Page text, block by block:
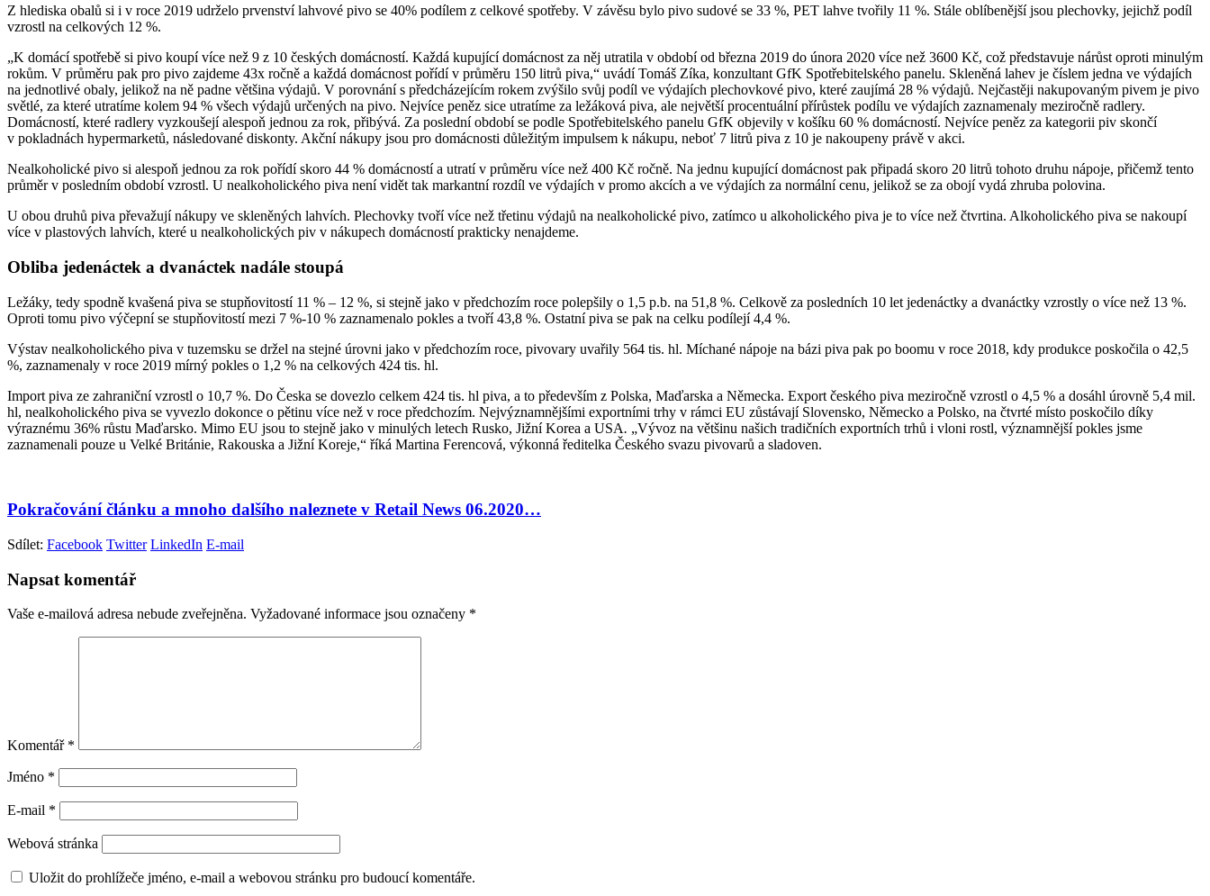
Z hlediska obalů si i v roce 2019 udrželo prvenství lahvové pivo se 40% podílem z celkové spotřeby. V závěsu bylo pivo sudové se 33 %, PET lahve tvořily 11 %. Stále oblíbenější jsou plechovky, jejichž podíl
vzrostl na celkových 12 %.
„K domácí spotřebě si pivo koupí více než 9 z 10 českých domácností. Každá kupující domácnost za něj utratila v období od března 2019 do února 2020 více než 3600 Kč, což představuje nárůst oproti minulým
rokům. V průměru pak pro pivo zajdeme 43x ročně a každá domácnost pořídí v průměru 150 litrů piva,“ uvádí Tomáš Zíka, konzultant GfK Spotřebitelského panelu. Skleněná lahev je číslem jedna ve výdajích
na jednotlivé obaly, jelikož na ně padne většina výdajů. V porovnání s předcházejícím rokem zvýšilo svůj podíl ve výdajích plechovkové pivo, které zaujímá 28 % výdajů. Nejčastěji nakupovaným pivem je pivo
světlé, za které utratíme kolem 94 % všech výdajů určených na pivo. Nejvíce peněz sice utratíme za ležáková piva, ale největší procentuální přírůstek podílu ve výdajích zaznamenaly meziročně radlery.
Domácností, které radlery vyzkoušejí alespoň jednou za rok, přibývá. Za poslední období se podle Spotřebitelského panelu GfK objevily v košíku 60 % domácností. Nejvíce peněz za kategorii piv skončí
v pokladnách hypermarketů, následované diskonty. Akční nákupy jsou pro domácnosti důležitým impulsem k nákupu, neboť 7 litrů piva z 10 je nakoupeny právě v akci.
Nealkoholické pivo si alespoň jednou za rok pořídí skoro 44 % domácností a utratí v průměru více než 400 Kč ročně. Na jednu kupující domácnost pak připadá skoro 20 litrů tohoto druhu nápoje, přičemž tento
průměr v posledním období vzrostl. U nealkoholického piva není vidět tak markantní rozdíl ve výdajích v promo akcích a ve výdajích za normální cenu, jelikož se za obojí vydá zhruba polovina.
U obou druhů piva převažují nákupy ve skleněných lahvích. Plechovky tvoří více než třetinu výdajů na nealkoholické pivo, zatímco u alkoholického piva je to více než čtvrtina. Alkoholického piva se nakoupí
více v plastových lahvích, které u nealkoholických piv v nákupech domácností prakticky nenajdeme.
Obliba jedenáctek a dvanáctek nadále stoupá
Ležáky, tedy spodně kvašená piva se stupňovitostí 11 % – 12 %, si stejně jako v předchozím roce polepšily o 1,5 p.b. na 51,8 %. Celkově za posledních 10 let jedenáctky a dvanáctky vzrostly o více než 13 %.
Oproti tomu pivo výčepní se stupňovitostí mezi 7 %-10 % zaznamenalo pokles a tvoří 43,8 %. Ostatní piva se pak na celku podílejí 4,4 %.
Výstav nealkoholického piva v tuzemsku se držel na stejné úrovni jako v předchozím roce, pivovary uvařily 564 tis. hl. Míchané nápoje na bázi piva pak po boomu v roce 2018, kdy produkce poskočila o 42,5
%, zaznamenaly v roce 2019 mírný pokles o 1,2 % na celkových 424 tis. hl.
Import piva ze zahraniční vzrostl o 10,7 %. Do Česka se dovezlo celkem 424 tis. hl piva, a to především z Polska, Maďarska a Německa. Export českého piva meziročně vzrostl o 4,5 % a dosáhl úrovně 5,4 mil.
hl, nealkoholického piva se vyvezlo dokonce o pětinu více než v roce předchozím. Nejvýznamnějšími exportními trhy v rámci EU zůstávají Slovensko, Německo a Polsko, na čtvrté místo poskočilo díky
výraznému 36% růstu Maďarsko. Mimo EU jsou to stejně jako v minulých letech Rusko, Jižní Korea a USA. „Vývoz na většinu našich tradičních exportních trhů i vloni rostl, významnější pokles jsme
zaznamenali pouze u Velké Británie, Rakouska a Jižní Koreje,“ říká Martina Ferencová, výkonná ředitelka Českého svazu pivovarů a sladoven.
Pokračování článku a mnoho dalšího naleznete v Retail News 06.2020…
Sdílet: Facebook Twitter LinkedIn E-mail
Napsat komentář
Vaše e-mailová adresa nebude zveřejněna. Vyžadované informace jsou označeny *
Komentář *
Jméno *
E-mail *
Webová stránka
Uložit do prohlížeče jméno, e-mail a webovou stránku pro budoucí komentáře.